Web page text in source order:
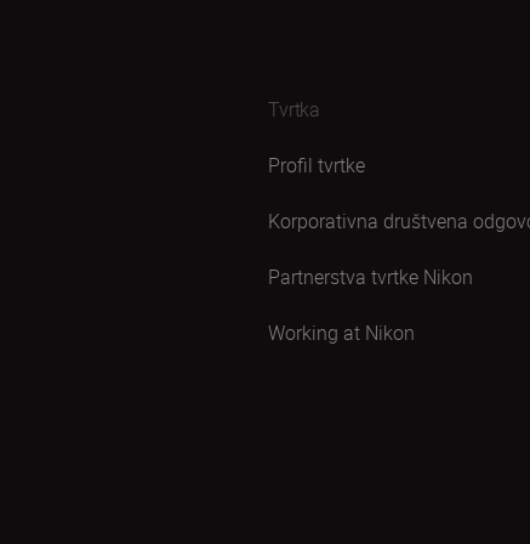
Tvrtka
Profil tvrtke
Korporativna društvena
Partnerstva tvrtke Nikon
Working at Nikon